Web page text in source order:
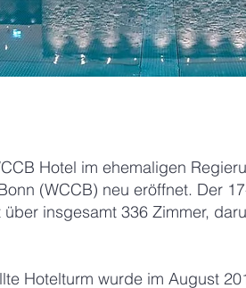
Hotel im ehemaligen
(WCCB) neu eröffnet. Der
insgesamt 336 Zimmer,
Hotelturm wurde im August